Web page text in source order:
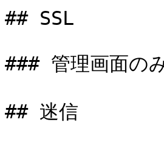
## SSL
### 管理画面の
## 迷信